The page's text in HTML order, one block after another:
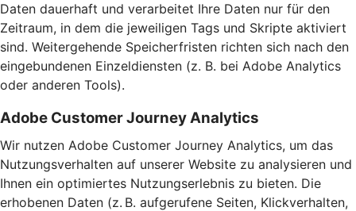
Daten dauerhaft und verarbeitet Ihre Daten nur für den
Zeitraum, in dem die jeweiligen Tags und Skripte aktiviert
sind. Weitergehende Speicherfristen richten sich nach den
eingebundenen Einzeldiensten (z. B. bei Adobe Analytics
oder anderen Tools).
Adobe Customer Journey Analytics
Wir nutzen Adobe Customer Journey Analytics, um das
Nutzungsverhalten auf unserer Website zu analysieren und
Ihnen ein optimiertes Nutzungserlebnis zu bieten. Die
erhobenen Daten (z. B. aufgerufene Seiten, Klickverhalten,